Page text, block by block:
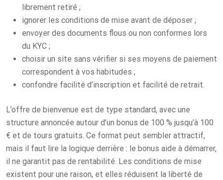
librement retiré ;
ignorer les conditions de mise avant de déposer ;
envoyer des documents flous ou non conformes lors
du KYC ;
choisir un site sans vérifier si ses moyens de paiement
correspondent à vos habitudes ;
confondre facilité d’inscription et facilité de retrait.
L’offre de bienvenue est de type standard, avec une
structure annoncée autour d’un bonus de 100 % jusqu’à 100
€ et de tours gratuits. Ce format peut sembler attractif,
mais il faut lire la logique derrière : le bonus aide à démarrer,
il ne garantit pas de rentabilité. Les conditions de mise
existent pour une raison, et elles réduisent la liberté de